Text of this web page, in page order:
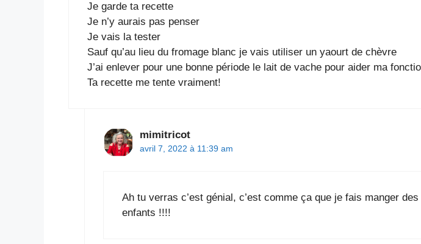
Je garde ta recette
Je n’y aurais pas penser
Je vais la tester
Sauf qu’au lieu du fromage blanc je vais utiliser un yaourt de chèvre
J’ai enlever pour une bonne période le lait de vache pour aider ma
Ta recette me tente vraiment!
mimitricot
avril 7, 2022 à 11:39 am
Ah tu verras c’est génial, c’est comme ça que je fais manger
enfants !!!!